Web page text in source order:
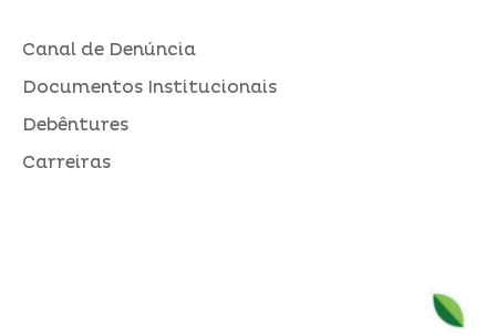
Canal de Denúncia
Documentos Institucionais
Debêntures
Carreiras